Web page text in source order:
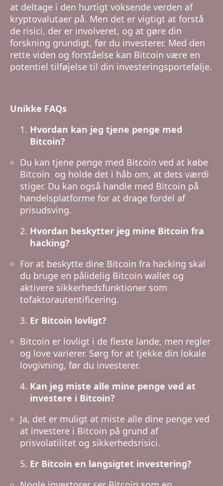
at deltage i den hurtigt voksende verden af
kryptovalutaer på. Men det er vigtigt at forstå
de risici, der er involveret, og at gøre din
forskning grundigt, før du investerer. Med den
rette viden og forståelse kan Bitcoin være en
potentiel tilføjelse til din investeringsportefølje.
Unikke FAQs
Hvordan kan jeg tjene penge med
Bitcoin?
Du kan tjene penge med Bitcoin ved at købe
Bitcoin og holde det i håb om, at dets værdi
stiger. Du kan også handle med Bitcoin på
handelsplatforme for at drage fordel af
prisudsving.
Hvordan beskytter jeg mine Bitcoin fra
hacking?
For at beskytte dine Bitcoin fra hacking skal
du bruge en pålidelig Bitcoin wallet og
aktivere sikkerhedsfunktioner som
tofaktorautentificering.
Er Bitcoin lovligt?
Bitcoin er lovligt i de fleste lande, men regler
og love varierer. Sørg for at tjekke din lokale
lovgivning, før du investerer.
Kan jeg miste alle mine penge ved at
investere i Bitcoin?
Ja, det er muligt at miste alle dine penge ved
at investere i Bitcoin på grund af
prisvolatilitet og sikkerhedsrisici.
Er Bitcoin en langsigtet investering?